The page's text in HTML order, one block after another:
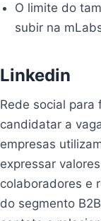
O limite do
subir na
Linkedin
Rede social para
candidatar a
empresas
expressar
colaboradores e
do segmento